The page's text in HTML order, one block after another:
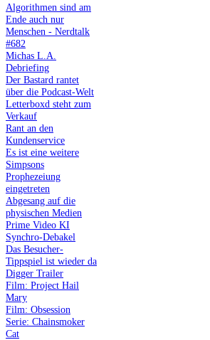
Algorithmen sind am
Ende auch nur
Menschen - Nerdtalk
#682
Michas L.A.
Debriefing
Der Bastard rantet
über die Podcast-Welt
Letterboxd steht zum
Verkauf
Rant an den
Kundenservice
Es ist eine weitere
Simpsons
Prophezeiung
eingetreten
Abgesang auf die
physischen Medien
Prime Video KI
Synchro-Debakel
Das Besucher-
Tippspiel ist wieder da
Digger Trailer
Film: Project Hail
Mary
Film: Obsession
Serie: Chainsmoker
Cat